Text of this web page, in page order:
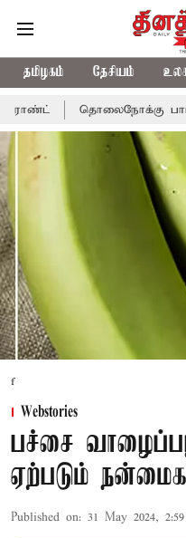
தமிழகம் தேசியம்
பார்வையுடன் கூடிய
f
Webstories
பச்சை
ஏற்படும்
Published on: 31 May 2024,